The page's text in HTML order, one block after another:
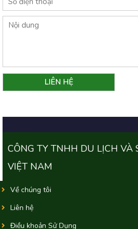
CÔNG TY TNHH DU LỊCH VÀ
VIỆT NAM
Về chúng tôi
Liên hệ
Điều khoản Sử Dụng